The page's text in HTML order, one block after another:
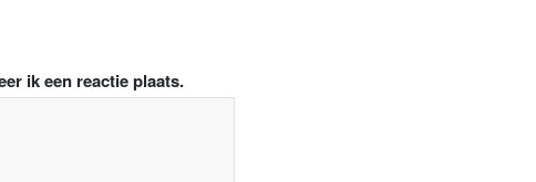
ik een reactie plaats.